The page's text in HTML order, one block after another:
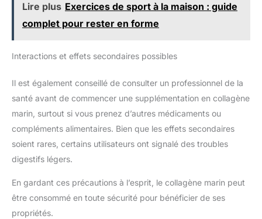
Lire plus Exercices de sport à la maison : guide
complet pour rester en forme
Interactions et effets secondaires possibles
Il est également conseillé de consulter un professionnel de la
santé avant de commencer une supplémentation en collagène
marin, surtout si vous prenez d’autres médicaments ou
compléments alimentaires. Bien que les effets secondaires
soient rares, certains utilisateurs ont signalé des troubles
digestifs légers.
En gardant ces précautions à l’esprit, le collagène marin peut
être consommé en toute sécurité pour bénéficier de ses
propriétés.